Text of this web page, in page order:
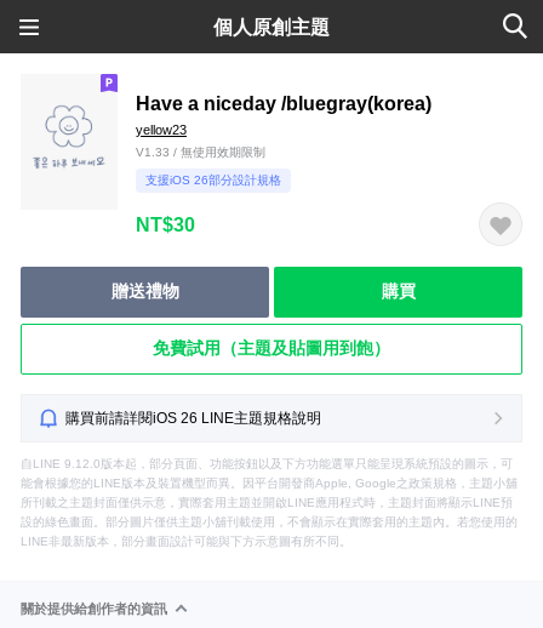
個人原創主題
Have a niceday /bluegray(korea)
yellow23
V1.33 / 無使用效期限制
支援iOS 26部分設計規格
NT$30
贈送禮物 購買
免費試用（主題及貼圖用到飽）
購買前請詳閱iOS 26 LINE主題規格說明
自LINE 9.12.0版本起，部分頁面、功能按鈕以及下方功能選單只能呈現系統預設的圖示，可
能會根據您的LINE版本及裝置機型而異。因平台開發商Apple, Google之政策規格，主題小舖
所刊載之主題封面僅供示意，實際套用主題並開啟LINE應用程式時，主題封面將顯示LINE預
設的綠色畫面。部分圖片僅供主題小舖刊載使用，不會顯示在實際套用的主題內。若您使用的
LINE非最新版本，部分畫面設計可能與下方示意圖有所不同。
關於提供給創作者的資訊